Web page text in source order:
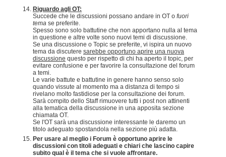
Riguardo agli OT:
Succede che le discussioni possano andare in OT o fuori
tema se preferite.
Spesso sono solo battutine che non apportano nulla al tema
in questione e altre volte sono nuovi temi di discussione.
Se una discussione o Topic se preferite, vi ispira un nuovo
tema da discutere sarebbe opportuno aprire una nuova
discussione questo per rispetto di chi ha aperto il topic, per
evitare confusione e per favorire la consultazione del forum
a temi.
Le varie battute e battutine in genere hanno senso solo
quando vissute al momento ma a distanza di tempo si
rivelano molto fastidiose per la consultazione dei forum.
Sarà compito dello Staff rimuovere tutti i post non attinenti
alla tematica della discussione in una apposita sezione
chiamata OT.
Se l'OT sarà una discussione interessante le daremo un
titolo adeguato spostandola nella sezione più adatta.
Per usare al meglio i Forum è opportuno aprire le
discussioni con titoli adeguati e chiari che lascino capire
subito qual è il tema che si vuole affrontare.